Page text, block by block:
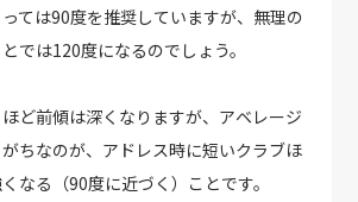
ては90度を推奨していますが、無理の
では120度になるのでしょう。
ど前傾は深くなりますが、アベレージ
ちなのが、アドレス時に短いクラブほ
なる（90度に近づく）ことです。